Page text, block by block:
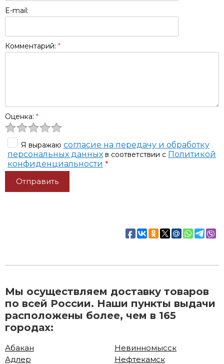
E-mail:
Комментарий: *
Оценка: *
Я выражаю согласие на передачу и обработку
персональных данных в соответствии с Политикой
конфиденциальности *
Мы осуществляем доставку товаров
по всей России. Наши пункты выдачи
расположены более, чем в 165
городах:
Абакан
Адлер
Невинномысск
Нефтекамск